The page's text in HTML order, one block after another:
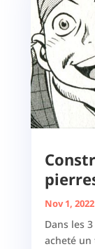
Nov 1, 2022
Dans les
acheté